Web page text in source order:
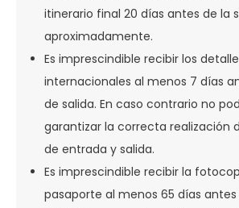
itinerario final 20 días antes de la
aproximadamente.
Es imprescindible recibir los
internacionales al menos 7 días
de salida. En caso contrario no
garantizar la correcta realización
de entrada y salida.
Es imprescindible recibir la
pasaporte al menos 65 días